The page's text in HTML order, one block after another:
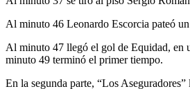
Al minuto 46 Leonardo Escorcia pateó
Al minuto 47 llegó el gol de Equidad, en
minuto 49 terminó el primer tiempo.
En la segunda parte, “Los